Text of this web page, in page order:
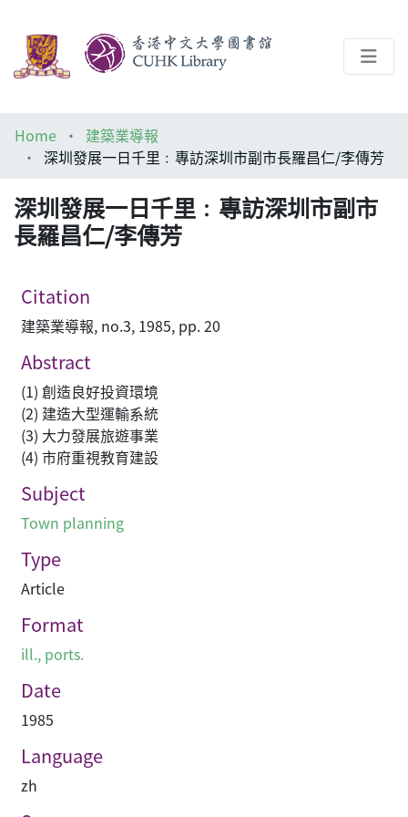
Help
Home
建築業導報
深圳發展一日千里﹕專訪深圳市副市長羅昌仁/李傳芳
深圳發展一日千里﹕專訪深圳市副市
長羅昌仁/李傳芳
Citation
建築業導報, no.3, 1985, pp. 20
Abstract
(1) 創造良好投資環境
(2) 建造大型運輸系統
(3) 大力發展旅遊事業
(4) 市府重視教育建設
Subject
Town planning
Type
Article
Format
ill., ports.
Date
1985
Language
zh